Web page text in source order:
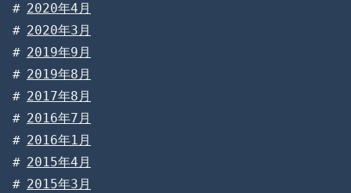
2020年4月
2020年3月
2019年9月
2019年8月
2017年8月
2016年7月
2016年1月
2015年4月
2015年3月